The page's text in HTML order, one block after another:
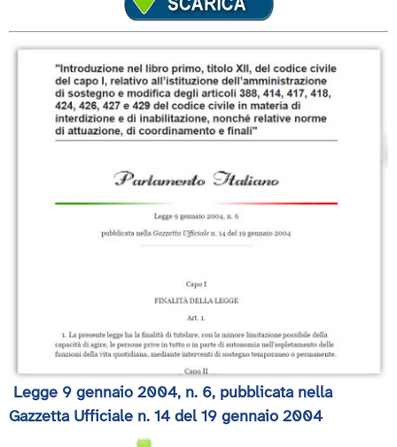
Legge 9 gennaio 2004, n. 6, pubblicata nella
Gazzetta Ufficiale n. 14 del 19 gennaio 2004